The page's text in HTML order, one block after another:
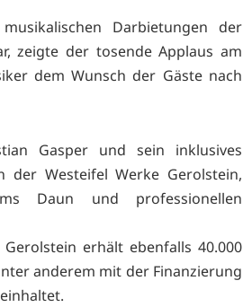
Darbietungen der
zeigte der tosende Applaus am
dem Wunsch der Gäste nach
Gasper und sein inklusives
der Westeifel Werke Gerolstein,
Daun und professionellen
erhält ebenfalls 40.000
anderem mit der Finanzierung